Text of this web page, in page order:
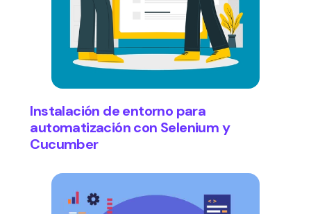
Instalación de entorno para
automatización con Selenium y
Cucumber